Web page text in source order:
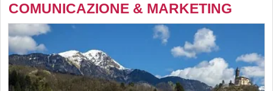
COMUNICAZIONE & MARKETING